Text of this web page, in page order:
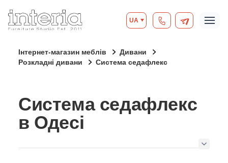
UA
Інтернет-магазин меблів
Дивани
Розкладні дивани
Система седафлекс
Система седафлекс
в Одесі